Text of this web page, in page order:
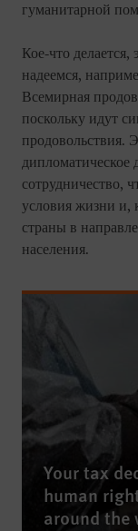
гуманитарной
Кое-что
надеемся,
Всемирная
поскольку идут
продовольствия.
дипломатическое
сотрудничество,
условия жизни и,
страны в
населения.
Your tax
human
around the